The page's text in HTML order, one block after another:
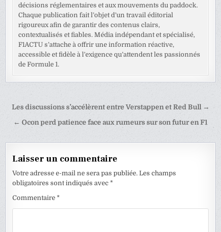
décisions réglementaires et aux mouvements du paddock.
Chaque publication fait l’objet d’un travail éditorial
rigoureux afin de garantir des contenus clairs,
contextualisés et fiables. Média indépendant et spécialisé,
F1ACTU s’attache à offrir une information réactive,
accessible et fidèle à l’exigence qu’attendent les passionnés
de Formule 1.
Navigation
de
Les discussions s’accélèrent entre Verstappen et Red Bull →
← Ocon perd patience face aux rumeurs sur son futur en F1
Laisser un commentaire
Votre adresse e-mail ne sera pas publiée. Les champs
obligatoires sont indiqués avec*
Commentaire*